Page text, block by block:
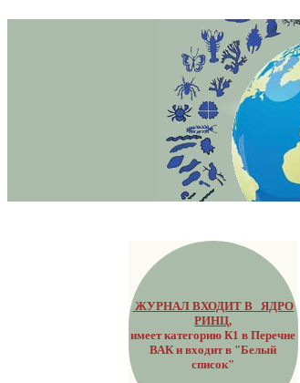
ЖУРНАЛ ВХОДИТ В ЯДРО
РИНЦ,
имеет категорию К1 в Перечне
ВАК и входит в "Белый
список"